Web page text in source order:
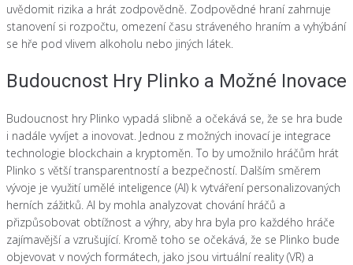
uvědomit rizika a hrát zodpovědně. Zodpovědné hraní zahrnuje
stanovení si rozpočtu, omezení času stráveného hraním a vyhýbání
se hře pod vlivem alkoholu nebo jiných látek.
Budoucnost Hry Plinko a Možné Inovace
Budoucnost hry Plinko vypadá slibně a očekává se, že se hra bude
i nadále vyvíjet a inovovat. Jednou z možných inovací je integrace
technologie blockchain a kryptoměn. To by umožnilo hráčům hrát
Plinko s větší transparentností a bezpečností. Dalším směrem
vývoje je využití umělé inteligence (AI) k vytváření personalizovaných
herních zážitků. AI by mohla analyzovat chování hráčů a
přizpůsobovat obtížnost a výhry, aby hra byla pro každého hráče
zajímavější a vzrušující. Kromě toho se očekává, že se Plinko bude
objevovat v nových formátech, jako jsou virtuální reality (VR) a